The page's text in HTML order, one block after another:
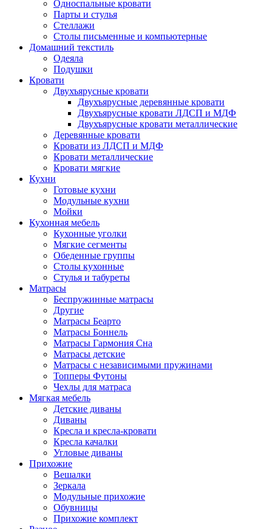
Односпальные кровати
Парты и стулья
Стеллажи
Столы письменные и компьютерные
Домашний текстиль
Одеяла
Подушки
Кровати
Двухъярусные кровати
Двухъярусные деревянные кровати
Двухъярусные кровати ЛДСП и МДФ
Двухъярусные кровати металлические
Деревянные кровати
Кровати из ЛДСП и МДФ
Кровати металлические
Кровати мягкие
Кухни
Готовые кухни
Модульные кухни
Мойки
Кухонная мебель
Кухонные уголки
Мягкие сегменты
Обеденные группы
Столы кухонные
Стулья и табуреты
Матрасы
Беспружинные матрасы
Другие
Матрасы Беарто
Матрасы Боннель
Матрасы Гармония Сна
Матрасы детские
Матрасы с независимыми пружинами
Топперы Футоны
Чехлы для матраса
Мягкая мебель
Детские диваны
Диваны
Кресла и кресла-кровати
Кресла качалки
Угловые диваны
Прихожие
Вешалки
Зеркала
Модульные прихожие
Обувницы
Прихожие комплект